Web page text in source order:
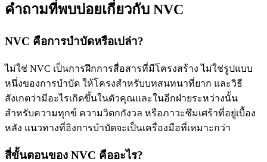
คำถามที่พบบ่อยเกี่ยวกับ NVC
NVC คือการบำบัดหรือเปล่า?
ไม่ใช่ NVC เป็นการฝึกการสื่อสารที่มีโครงสร้าง ไม่ใช่รูปแบบ
หนึ่งของการบำบัด ให้โครงสำหรับบทสนทนาที่ยาก และวิธี
สังเกตว่ามีอะไรเกิดขึ้นในตัวคุณและในอีกฝ่ายระหว่างนั้น
สำหรับความทุกข์ ความวิตกกังวล หรือภาวะซึมเศร้าที่อยู่เบื้อง
หลัง แนวทางที่อิงการบำบัดจะเป็นเครื่องมือที่เหมาะกว่า
สี่ขั้นตอนของ NVC คืออะไร?